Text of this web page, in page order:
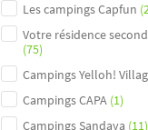
Les campings Capfun
Votre résidence
(75)
Campings Yelloh!
Campings CAPA (1)
Campings Sandaya (11)